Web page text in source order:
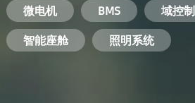
微电机 BMS 域控制
智能座舱
照明系统
电池管理系统
储能逆变器
工业电焊机 变频器
安防摄像头
开关电源 手机充电器
PC电源
电脑 手机 基站
智能农业 智能医疗
智能家居